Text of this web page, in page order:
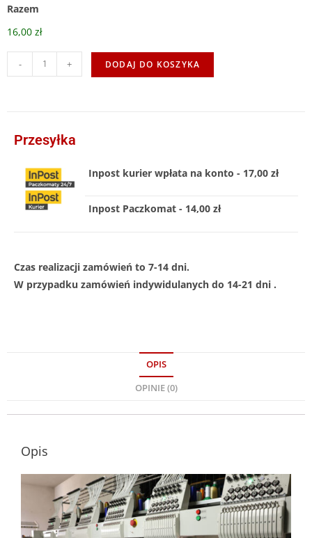
Razem
16,00 zł
- + DODAJ DO KOSZYKA
Przesyłka
Inpost kurier wpłata na konto - 17,00 zł
Inpost Paczkomat - 14,00 zł
Czas realizacji zamówień to 7-14 dni.
W przypadku zamówień indywidulanych do 14-21 dni .
OPIS
OPINIE (0)
Opis